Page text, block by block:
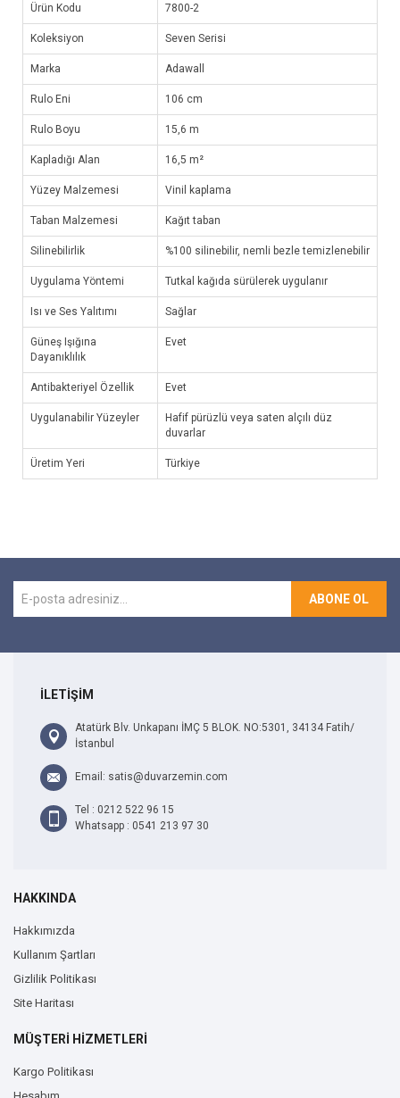
Ürün Kodu 7800-2
Koleksiyon Seven Serisi
Marka Adawall
Rulo Eni 106 cm
Rulo Boyu 15,6 m
Kapladığı Alan 16,5 m²
Yüzey Malzemesi Vinil kaplama
Taban Malzemesi Kağıt taban
Silinebilirlik %100 silinebilir, nemli bezle temizlenebilir
Uygulama Yöntemi Tutkal kağıda sürülerek uygulanır
Isı ve Ses Yalıtımı Sağlar
Güneş Işığına
Dayanıklılık
Evet
Antibakteriyel Özellik Evet
Uygulanabilir Yüzeyler
Hafif pürüzlü veya saten alçılı düz
duvarlar
Üretim Yeri Türkiye
ABONE OL
İLETİŞİM
Atatürk Blv. Unkapanı İMÇ 5 BLOK. NO:5301, 34134 Fatih/
İstanbul
Email: satis@duvarzemin.com
Tel : 0212 522 96 15
Whatsapp : 0541 213 97 30
HAKKINDA
Hakkımızda
Kullanım Şartları
Gizlilik Politikası
Site Haritası
MÜŞTERİ HİZMETLERİ
Kargo Politikası